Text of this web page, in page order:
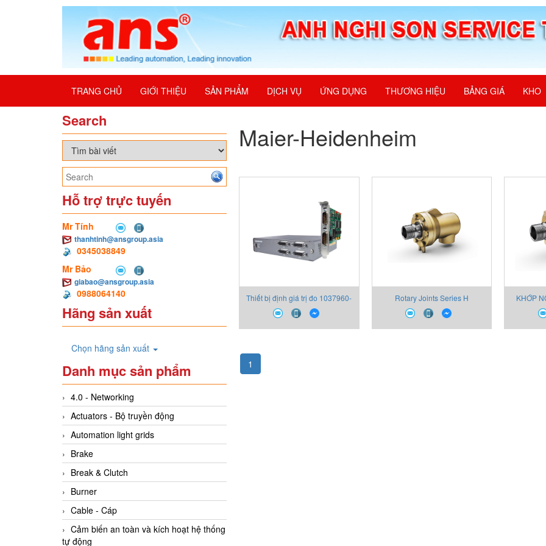
TRANG CHỦ GIỚI THIỆU SẢN PHẨM DỊCH VỤ ỨNG DỤNG THƯƠNG HIỆU BẢNG GIÁ KHO
Search
Hỗ trợ trực tuyến
Mr Tính
thanhtinh@ansgroup.asia
0345038849
Mr Bảo
giabao@ansgroup.asia
0988064140
Hãng sản xuất
Chọn hãng sản xuất
Danh mục sản phẩm
4.0 - Networking
Actuators - Bộ truyền động
Automation light grids
Brake
Break & Clutch
Burner
Cable - Cáp
Cảm biến an toàn và kích hoạt hệ thống
tự động
Maier-Heidenheim
Thiết bị định giá trị đo 1037960-
02 Heidenhain
Rotary Joints Series H
KHỚP
XOAY
1